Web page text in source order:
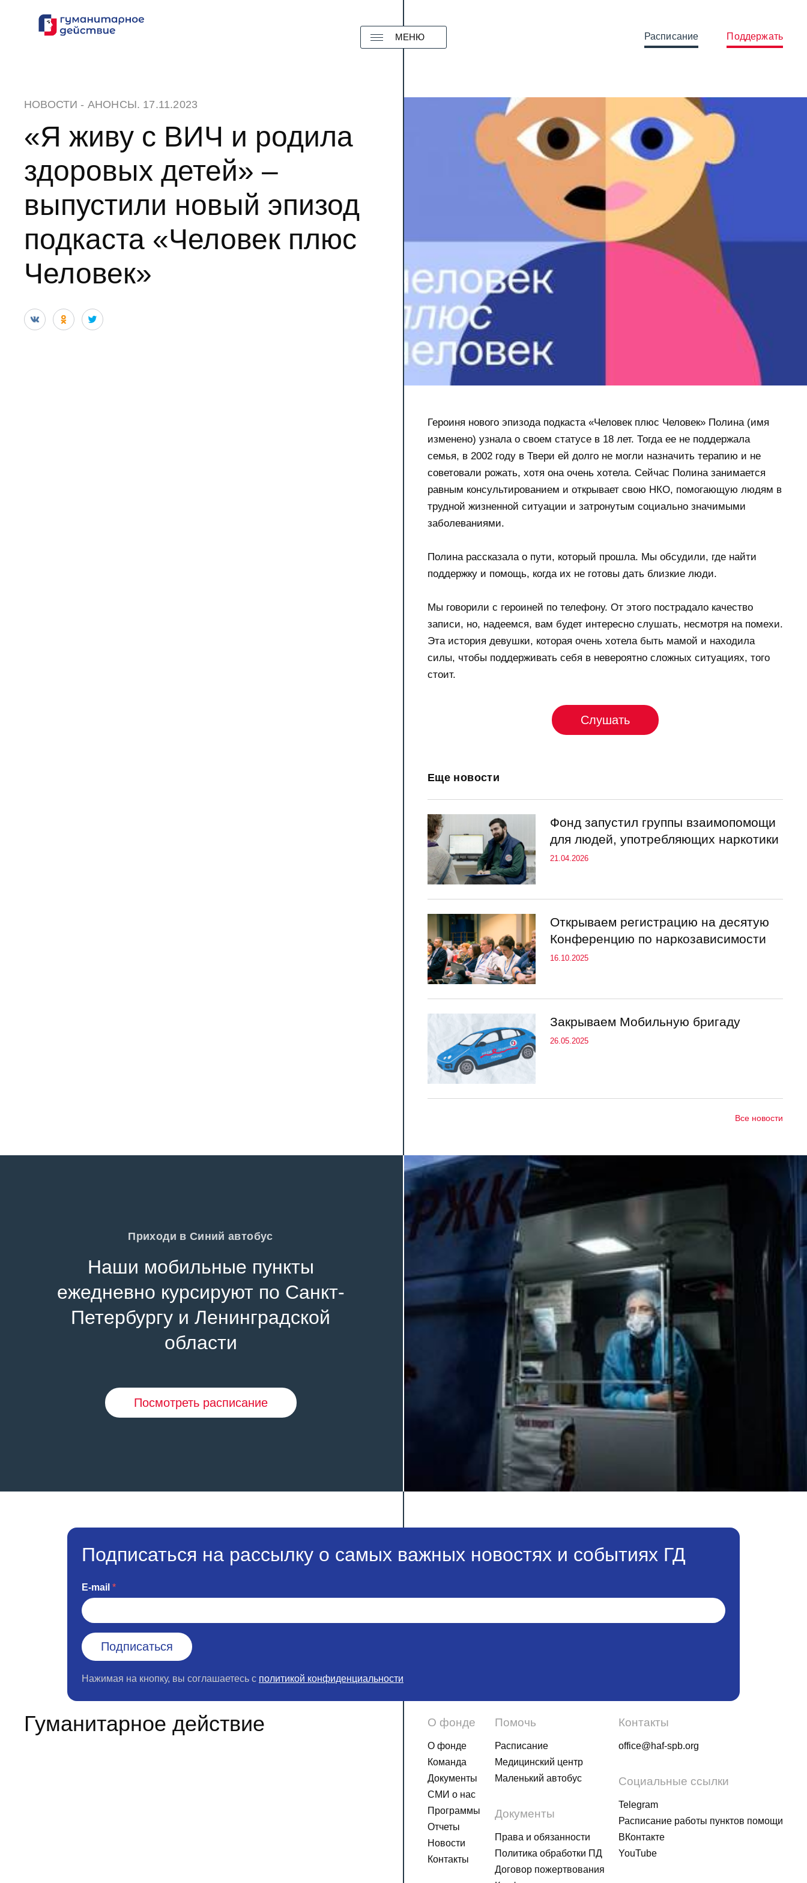
МЕНЮ Расписание Поддержать
НОВОСТИ - АНОНСЫ. 17.11.2023
«Я живу с ВИЧ и родила
здоровых детей» –
выпустили новый эпизод
подкаста «Человек плюс
Человек»
Героиня нового эпизода подкаста «Человек плюс Человек» Полина (имя
изменено) узнала о своем статусе в 18 лет. Тогда ее не поддержала
семья, в 2002 году в Твери ей долго не могли назначить терапию и не
советовали рожать, хотя она очень хотела. Сейчас Полина занимается
равным консультированием и открывает свою НКО, помогающую людям в
трудной жизненной ситуации и затронутым социально значимыми
заболеваниями.
Полина рассказала о пути, который прошла. Мы обсудили, где найти
поддержку и помощь, когда их не готовы дать близкие люди.
Мы говорили с героиней по телефону. От этого пострадало качество
записи, но, надеемся, вам будет интересно слушать, несмотря на помехи.
Эта история девушки, которая очень хотела быть мамой и находила
силы, чтобы поддерживать себя в невероятно сложных ситуациях, того
стоит.
Слушать
Еще новости
Фонд запустил группы взаимопомощи
для людей, употребляющих наркотики
21.04.2026
Открываем регистрацию на десятую
Конференцию по наркозависимости
16.10.2025
Закрываем Мобильную бригаду
26.05.2025
Все новости
Приходи в Синий автобус
Наши мобильные пункты
ежедневно курсируют по Санкт-
Петербургу и Ленинградской
области
Посмотреть расписание
Подписаться на рассылку о самых важных новостях и событиях ГД
E-mail
Нажимая на кнопку, вы соглашаетесь с политикой конфиденциальности
Гуманитарное действие О фонде
О фонде
Команда
Документы
СМИ о нас
Программы
Отчеты
Новости
Контакты
Помочь
Расписание
Медицинский центр
Маленький автобус
Документы
Права и обязанности
Политика обработки ПД
Договор пожертвования
Контакты
office@haf-spb.org
Социальные ссылки
Telegram
Расписание работы пунктов помощи
ВКонтакте
YouTube